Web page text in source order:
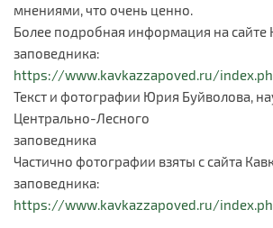
мнениями, что очень ценно.
Более подробная информация на сайте
заповедника:
https://www.kavkazzapoved.ru/
Текст и фотографии Юрия Буйволова,
Центрально-Лесного
заповедника
Частично фотографии взяты с сайта
заповедника:
https://www.kavkazzapoved.ru/